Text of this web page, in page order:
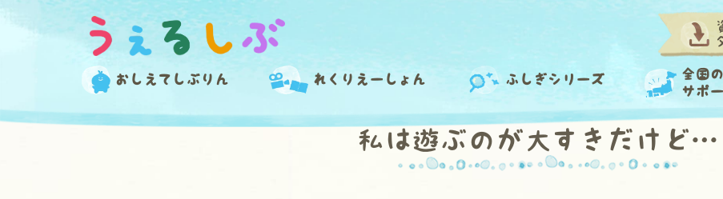
テ
おしえてしぶりん れくりえーしょん ふしぎシリーズ
全国の
サポ
私は遊ぶのが大すきだけど…